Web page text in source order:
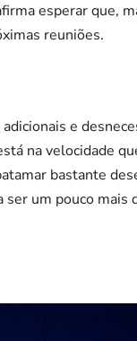
esperar que,
reuniões.
e
na velocidade
bastante
um pouco